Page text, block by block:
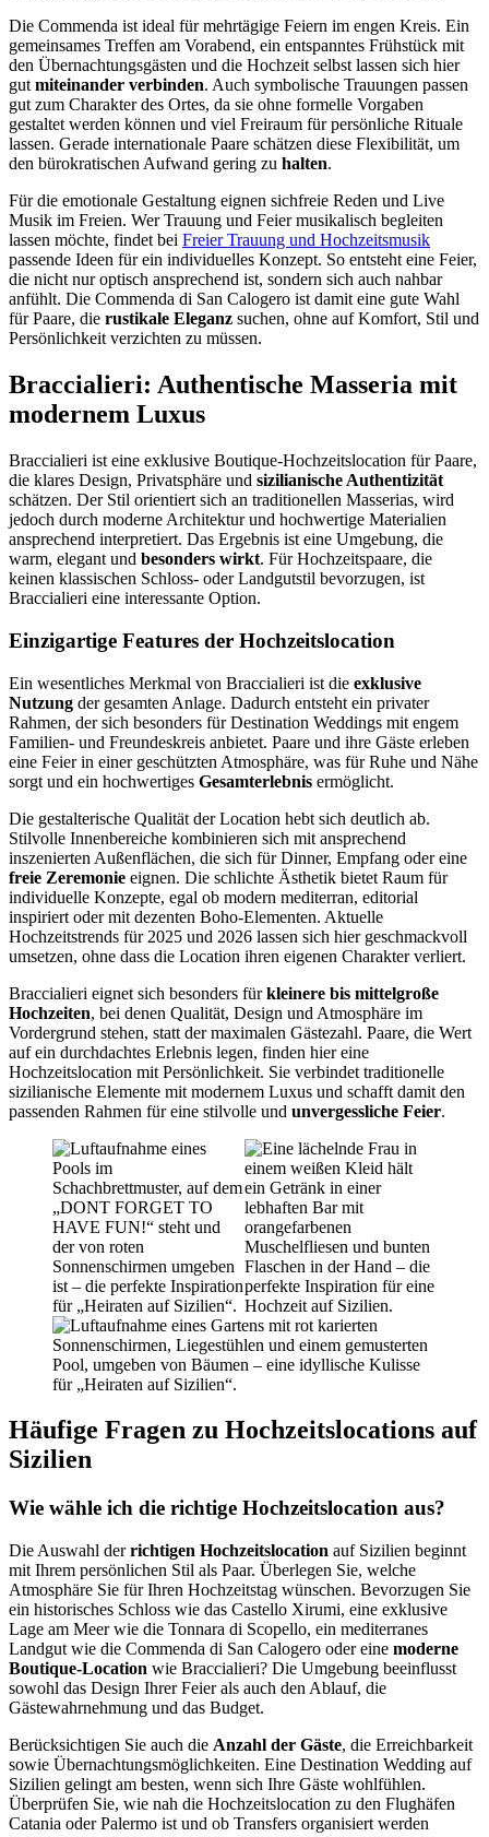
Die Commenda ist ideal für mehrtägige Feiern im engen Kreis. Ein
gemeinsames Treffen am Vorabend, ein entspanntes Frühstück mit
den Übernachtungsgästen und die Hochzeit selbst lassen sich hier
gut miteinander verbinden. Auch symbolische Trauungen passen
gut zum Charakter des Ortes, da sie ohne formelle Vorgaben
gestaltet werden können und viel Freiraum für persönliche Rituale
lassen. Gerade internationale Paare schätzen diese Flexibilität, um
den bürokratischen Aufwand gering zu halten.
Für die emotionale Gestaltung eignen sichfreie Reden und Live
Musik im Freien. Wer Trauung und Feier musikalisch begleiten
lassen möchte, findet bei Freier Trauung und Hochzeitsmusik
passende Ideen für ein individuelles Konzept. So entsteht eine Feier,
die nicht nur optisch ansprechend ist, sondern sich auch nahbar
anfühlt. Die Commenda di San Calogero ist damit eine gute Wahl
für Paare, die rustikale Eleganz suchen, ohne auf Komfort, Stil und
Persönlichkeit verzichten zu müssen.
Braccialieri: Authentische Masseria mit
modernem Luxus
Braccialieri ist eine exklusive Boutique-Hochzeitslocation für Paare,
die klares Design, Privatsphäre und sizilianische Authentizität
schätzen. Der Stil orientiert sich an traditionellen Masserias, wird
jedoch durch moderne Architektur und hochwertige Materialien
ansprechend interpretiert. Das Ergebnis ist eine Umgebung, die
warm, elegant und besonders wirkt. Für Hochzeitspaare, die
keinen klassischen Schloss- oder Landgutstil bevorzugen, ist
Braccialieri eine interessante Option.
Einzigartige Features der Hochzeitslocation
Ein wesentliches Merkmal von Braccialieri ist die exklusive
Nutzung der gesamten Anlage. Dadurch entsteht ein privater
Rahmen, der sich besonders für Destination Weddings mit engem
Familien- und Freundeskreis anbietet. Paare und ihre Gäste erleben
eine Feier in einer geschützten Atmosphäre, was für Ruhe und Nähe
sorgt und ein hochwertiges Gesamterlebnis ermöglicht.
Die gestalterische Qualität der Location hebt sich deutlich ab.
Stilvolle Innenbereiche kombinieren sich mit ansprechend
inszenierten Außenflächen, die sich für Dinner, Empfang oder eine
freie Zeremonie eignen. Die schlichte Ästhetik bietet Raum für
individuelle Konzepte, egal ob modern mediterran, editorial
inspiriert oder mit dezenten Boho-Elementen. Aktuelle
Hochzeitstrends für 2025 und 2026 lassen sich hier geschmackvoll
umsetzen, ohne dass die Location ihren eigenen Charakter verliert.
Braccialieri eignet sich besonders fürkleinere bis mittelgroße
Hochzeiten, bei denen Qualität, Design und Atmosphäre im
Vordergrund stehen, statt der maximalen Gästezahl. Paare, die Wert
auf ein durchdachtes Erlebnis legen, finden hier eine
Hochzeitslocation mit Persönlichkeit. Sie verbindet traditionelle
sizilianische Elemente mit modernem Luxus und schafft damit den
passenden Rahmen für eine stilvolle und unvergessliche Feier.
Häufige Fragen zu Hochzeitslocations auf
Sizilien
Wie wähle ich die richtige Hochzeitslocation aus?
Die Auswahl derrichtigen Hochzeitslocation auf Sizilien beginnt
mit Ihrem persönlichen Stil als Paar. Überlegen Sie, welche
Atmosphäre Sie für Ihren Hochzeitstag wünschen. Bevorzugen Sie
ein historisches Schloss wie das Castello Xirumi, eine exklusive
Lage am Meer wie die Tonnara di Scopello, ein mediterranes
Landgut wie die Commenda di San Calogero oder eine moderne
Boutique-Location wie Braccialieri? Die Umgebung beeinflusst
sowohl das Design Ihrer Feier als auch den Ablauf, die
Gästewahrnehmung und das Budget.
Berücksichtigen Sie auch die Anzahl der Gäste, die Erreichbarkeit
sowie Übernachtungsmöglichkeiten. Eine Destination Wedding auf
Sizilien gelingt am besten, wenn sich Ihre Gäste wohlfühlen.
Überprüfen Sie, wie nah die Hochzeitslocation zu den Flughäfen
Catania oder Palermo ist und ob Transfers organisiert werden